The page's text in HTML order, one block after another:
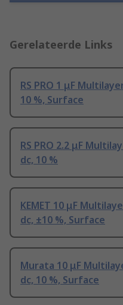
Gerelateerde Links
RS PRO 1 μF
10 %, Surface
RS PRO 2.2 μF
dc, 10 %
KEMET 10 μF
dc, ±10 %, Surface
Murata 10 μF
dc, 10 %, Surface